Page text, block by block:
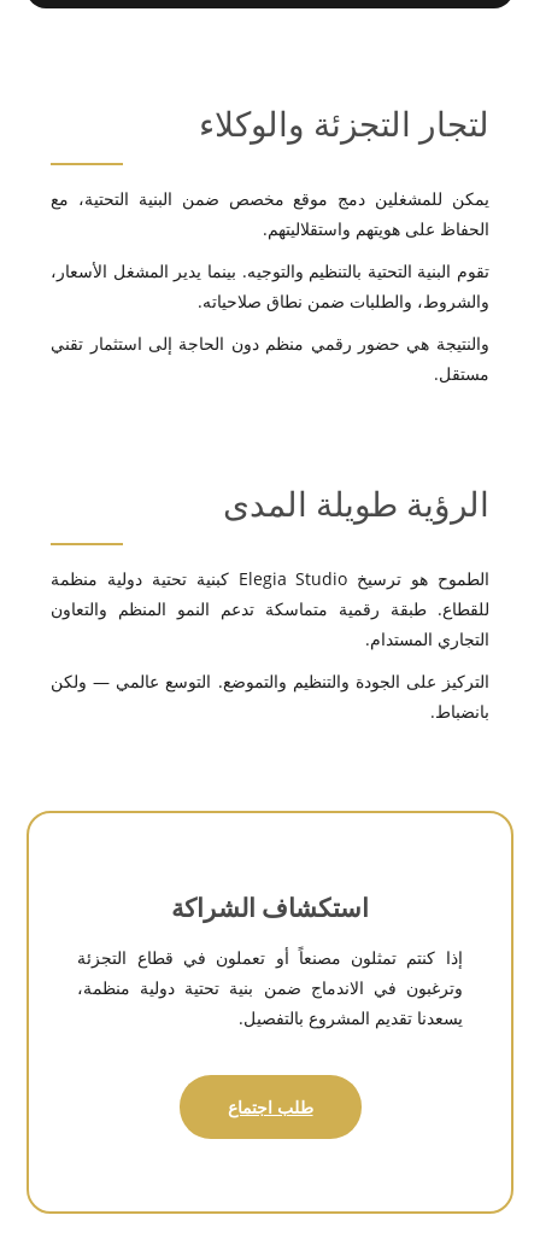
لتجار التجزئة والوكلاء
يمكن للمشغلين دمج موقع مخصص ضمن البنية التحتية، مع
الحفاظ على هويتهم واستقلاليتهم.
تقوم البنية التحتية بالتنظيم والتوجيه. بينما يدير المشغل الأسعار،
والشروط، والطلبات ضمن نطاق صلاحياته.
والنتيجة هي حضور رقمي منظم دون الحاجة إلى استثمار تقني
مستقل.
الرؤية طويلة المدى
الطموح هو ترسيخ Elegia Studio كبنية تحتية دولية منظمة
للقطاع. طبقة رقمية متماسكة تدعم النمو المنظم والتعاون
التجاري المستدام.
التركيز على الجودة والتنظيم والتموضع. التوسع عالمي — ولكن
بانضباط.
استكشاف الشراكة
إذا كنتم تمثلون مصنعاً أو تعملون في قطاع التجزئة
وترغبون في الاندماج ضمن بنية تحتية دولية منظمة،
يسعدنا تقديم المشروع بالتفصيل.
طلب اجتماع